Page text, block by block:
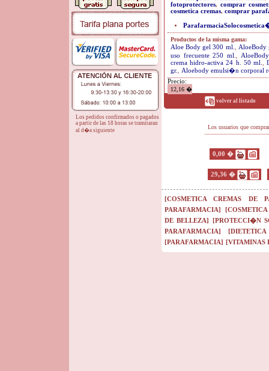
Los pedidos confirmados o pagados
a partir de las 18 horas se tramitaran
al d�a siguiente
fotoprotectores,comprar
cosmetica cremas, comprar
Productos de la misma gama:
Aloe Body gel 300 ml.
AloeBody
uso frecuente 250 ml.
crema hidro-activa 24 h. 50 ml.
,
gr.
Aloebody emulsi�n corporal
Precio:
12,16 �
volver al listado
Los usuarios que
0,00 �
29,36 �
[COSMETICA CREMAS DE
PARAFARMACIA]
DE BELLEZA] [PROTECCI�N
PARAFARMACIA]
[PARAFARMACIA] [VITAMINAS